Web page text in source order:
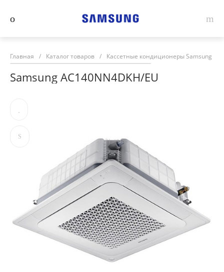
Главная / Каталог товаров / Кассетные кондиционеры Samsung
Samsung AC140NN4DKH/EU